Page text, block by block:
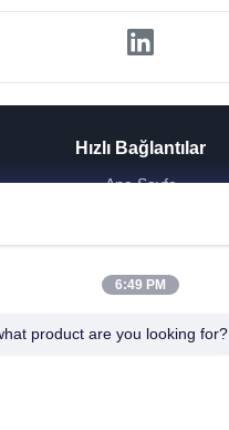
Hızlı Bağlantılar
Ana Sayfa
VİDEOLAR
Fabrika Turu
Kalite Kontrol
6:49 PM
product are you looking for?